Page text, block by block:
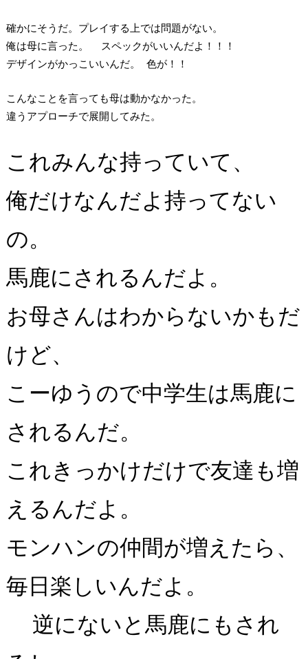
確かにそうだ。プレイする上では問題がない。
俺は母に言った。 スペックがいいんだよ！！！
デザインがかっこいいんだ。 色が！！
こんなことを言っても母は動かなかった。
違うアプローチで展開してみた。
これみんな持っていて、
俺だけなんだよ持ってない
の。
馬鹿にされるんだよ。
お母さんはわからないかもだ
けど、
こーゆうので中学生は馬鹿に
されるんだ。
これきっかけだけで友達も増
えるんだよ。
モンハンの仲間が増えたら、
毎日楽しいんだよ。
逆にないと馬鹿にもされ